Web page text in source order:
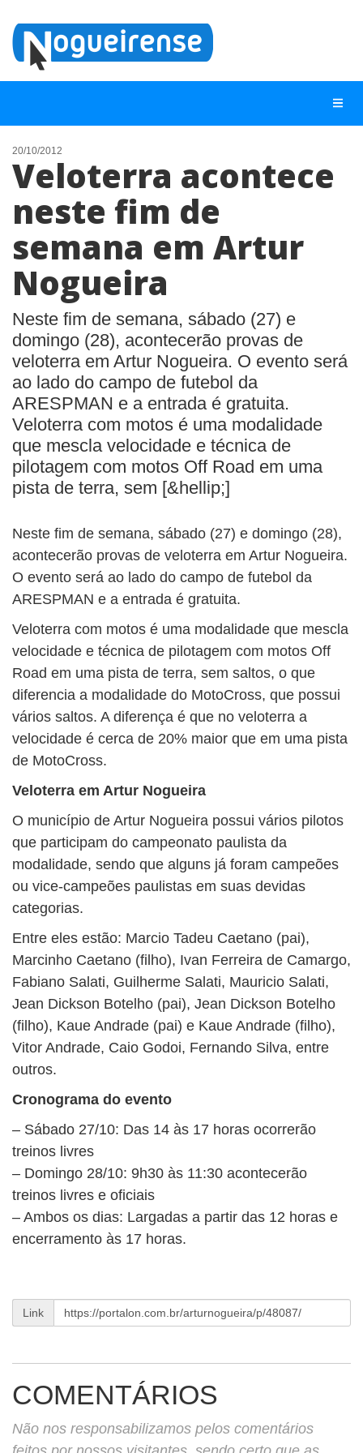
NOTÍCIAS
LISTA DIGITAL
CONTATO
ANUNCIE
BUSCAR
20/10/2012
Veloterra acontece
neste fim de
semana em Artur
Nogueira
Neste fim de semana, sábado (27) e
domingo (28), acontecerão provas de
veloterra em Artur Nogueira. O evento será
ao lado do campo de futebol da
ARESPMAN e a entrada é gratuita.
Veloterra com motos é uma modalidade
que mescla velocidade e técnica de
pilotagem com motos Off Road em uma
pista de terra, sem [&hellip;]
Neste fim de semana, sábado (27) e domingo (28),
acontecerão provas de veloterra em Artur Nogueira.
O evento será ao lado do campo de futebol da
ARESPMAN e a entrada é gratuita.
Veloterra com motos é uma modalidade que mescla
velocidade e técnica de pilotagem com motos Off
Road em uma pista de terra, sem saltos, o que
diferencia a modalidade do MotoCross, que possui
vários saltos. A diferença é que no veloterra a
velocidade é cerca de 20% maior que em uma pista
de MotoCross.
Veloterra em Artur Nogueira
O município de Artur Nogueira possui vários pilotos
que participam do campeonato paulista da
modalidade, sendo que alguns já foram campeões
ou vice-campeões paulistas em suas devidas
categorias.
Entre eles estão: Marcio Tadeu Caetano (pai),
Marcinho Caetano (filho), Ivan Ferreira de Camargo,
Fabiano Salati, Guilherme Salati, Mauricio Salati,
Jean Dickson Botelho (pai), Jean Dickson Botelho
(filho), Kaue Andrade (pai) e Kaue Andrade (filho),
Vitor Andrade, Caio Godoi, Fernando Silva, entre
outros.
Cronograma do evento
– Sábado 27/10: Das 14 às 17 horas ocorrerão
treinos livres
– Domingo 28/10: 9h30 às 11:30 acontecerão
treinos livres e oficiais
– Ambos os dias: Largadas a partir das 12 horas e
encerramento às 17 horas.
Link
COMENTÁRIOS
Não nos responsabilizamos pelos comentários